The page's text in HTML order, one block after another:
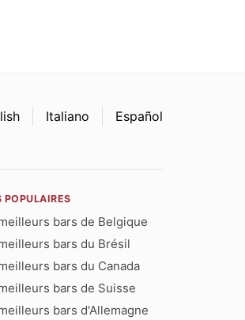
Italiano Español
POPULAIRES
bars de Belgique
bars du Brésil
bars du Canada
bars de Suisse
bars d'Allemagne